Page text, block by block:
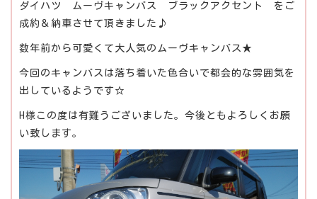
ダイハツ ムーヴキャンバス ブラックアクセント をご
成約＆納車させて頂きました♪
数年前から可愛くて大人気のムーヴキャンバス★
今回のキャンバスは落ち着いた色合いで都会的な雰囲気を
出しているようです☆
H様この度は有難うございました。今後ともよろしくお願
い致します。